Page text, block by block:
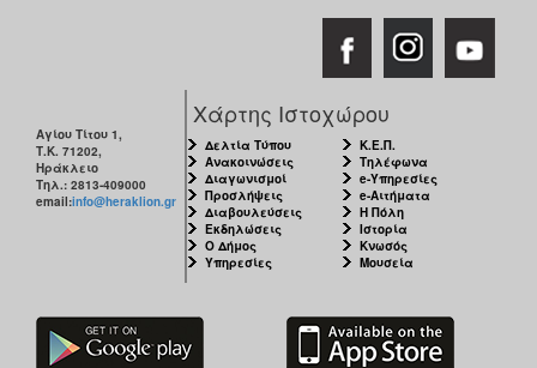
Αγίου Τίτου 1,
Τ.Κ. 71202,
Ηράκλειο
Τηλ.: 2813-409000
email:info@heraklion.gr
Χάρτης Ιστοχώρου
Δελτία Τύπου
Ανακοινώσεις
Διαγωνισμοί
Προσλήψεις
Διαβουλεύσεις
Εκδηλώσεις
Ο Δήμος
Υπηρεσίες
Κ.Ε.Π.
Τηλέφωνα
e-Υπηρεσίες
e-Αιτήματα
Η Πόλη
Ιστορία
Κνωσός
Μουσεία